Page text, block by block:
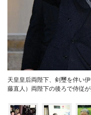
天皇皇后両陛下、剣璽を伴い
藤直人）両陛下の後ろで侍従